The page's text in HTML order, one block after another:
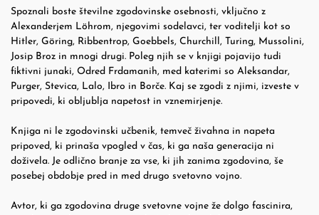
Spoznali boste številne zgodovinske osebnosti, vključno z
Alexanderjem Löhrom, njegovimi sodelavci, ter voditelji kot so
Hitler, Göring, Ribbentrop, Goebbels, Churchill, Turing, Mussolini,
Josip Broz in mnogi drugi. Poleg njih se v knjigi pojavijo tudi
fiktivni junaki, Odred Frdamanih, med katerimi so Aleksandar,
Purger, Stevica, Lalo, Ibro in Borče. Kaj se zgodi z njimi, izveste v
pripovedi, ki obljublja napetost in vznemirjenje.
Knjiga ni le zgodovinski učbenik, temveč živahna in napeta
pripoved, ki prinaša vpogled v čas, ki ga naša generacija ni
doživela. Je odlično branje za vse, ki jih zanima zgodovina, še
posebej obdobje pred in med drugo svetovno vojno.
Avtor, ki ga zgodovina druge svetovne vojne že dolgo fascinira,